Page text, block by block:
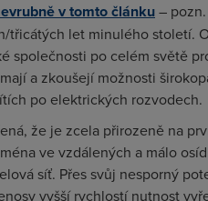
v tomto článku–
třicátých let minulého století.
společnosti po celém světě
a zkoušejí možnosti
po elektrických rozvodech.
že je zcela přirozeně na
ve vzdálených a málo
síť. Přes svůj nesporný
vyšší rychlostí nutnost